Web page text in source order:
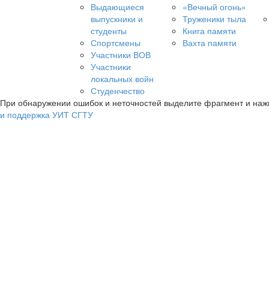
Выдающиеся
выпускники и
студенты
Спортсмены
Участники ВОВ
Участники
локальных войн
Студенчество
«Вечный огонь»
Труженики тыла
Книга памяти
Вахта памяти
При обнаружении ошибок и неточностей выделите фрагмент и
и поддержка УИТ СГТУ